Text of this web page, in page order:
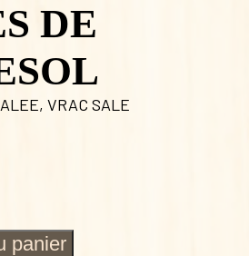
DE
, VRAC SALE
panier